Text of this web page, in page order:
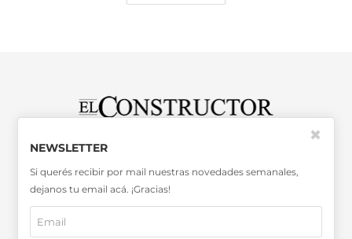
SABER MÁS >>
OTRAS PUBLICACIONES >>
NEWSLETTER
Si querés recibir por mail nuestras novedades semanales,
dejanos tu email acá. ¡Gracias!
✖